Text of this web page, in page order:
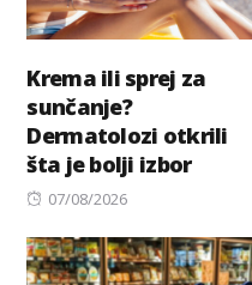
Krema ili sprej za
sunčanje?
Dermatolozi otkrili
šta je bolji izbor
Posted
07/08/2026